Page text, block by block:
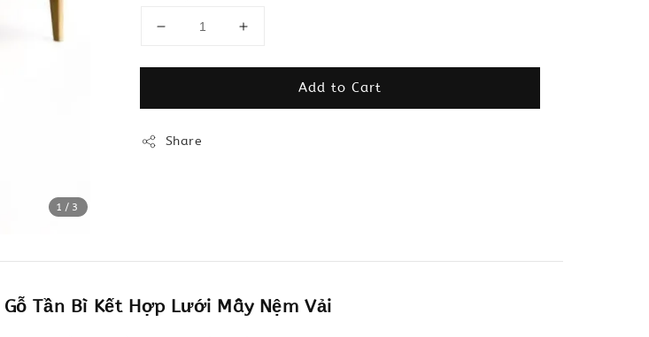
1 /3
Add to Cart
Share
Tần Bì Kết Hợp Lưới Mây Nệm Vải